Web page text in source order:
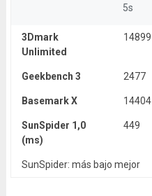
5s
3Dmark
Unlimited
14899
Geekbench 3 2477
Basemark X 14404
SunSpider 1,0
(ms)
449
SunSpider: más bajo mejor